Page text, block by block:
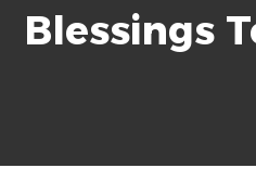
Blessings